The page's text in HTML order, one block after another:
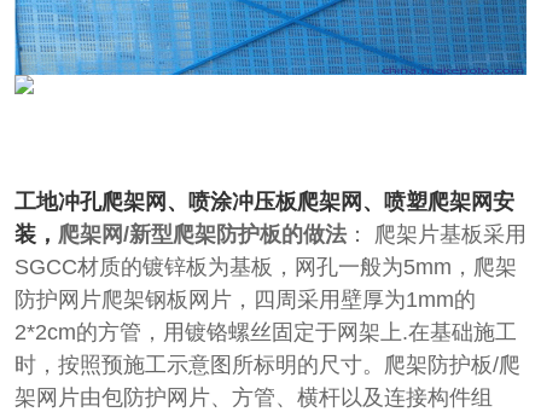
工地冲孔爬架网、喷涂冲压板爬架网、喷塑爬架网安
装， 爬架网/新型爬架防护板的做法： 爬架片基板采用
SGCC材质的镀锌板为基板，网孔一般为5mm，爬架
防护网片爬架钢板网片，四周采用壁厚为1mm的
2*2cm的方管，用镀铬螺丝固定于网架上.在基础施工
时，按照预施工示意图所标明的尺寸。爬架防护板/爬
架网片由包防护网片、方管、横杆以及连接构件组